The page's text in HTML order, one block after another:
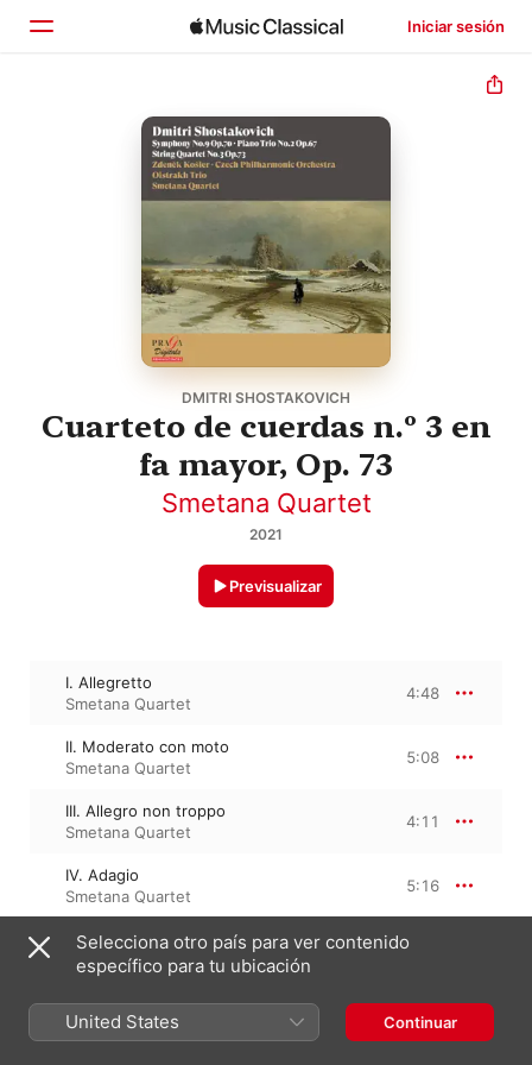
Iniciar sesión
DMITRI SHOSTAKOVICH
Cuarteto de cuerdas n.º 3 en
fa mayor, Op. 73
Smetana Quartet
2021
Previsualizar
I. Allegretto
Smetana Quartet
4:48
II. Moderato con moto
Smetana Quartet
5:08
III. Allegro non troppo
Smetana Quartet
4:11
IV. Adagio
Smetana Quartet
5:16
V. Moderato
Smetana Quartet
9:29
1 de enero de 2016
Selecciona otro país para ver contenido
específico para tu ubicación
United States Continuar